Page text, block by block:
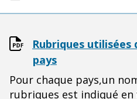
Rubriques utilisées
pays
Pour chaque pays,un
rubriques est indiqué